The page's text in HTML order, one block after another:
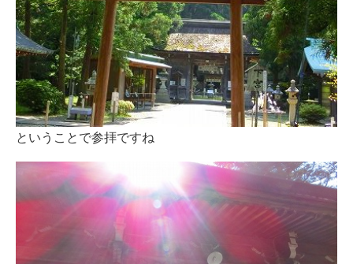
ということで参拝ですね